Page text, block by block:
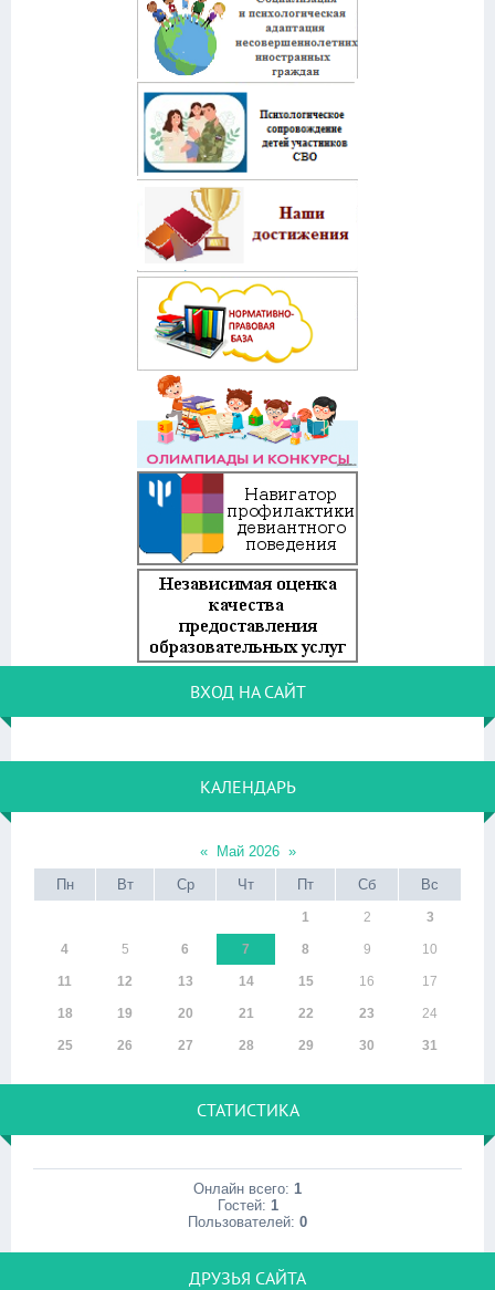
ВХОД НА САЙТ
КАЛЕНДАРЬ
« Май 2026 »
Пн
Вт Ср Чт Пт Сб Вс
1 2 3
4 5 6 7 8 9 10
11 12 13 14 15 16 17
18 19 20 21 22 23 24
25 26 27 28 29 30 31
СТАТИСТИКА
Онлайн всего: 1
Гостей: 1
Пользователей: 0
ДРУЗЬЯ САЙТА